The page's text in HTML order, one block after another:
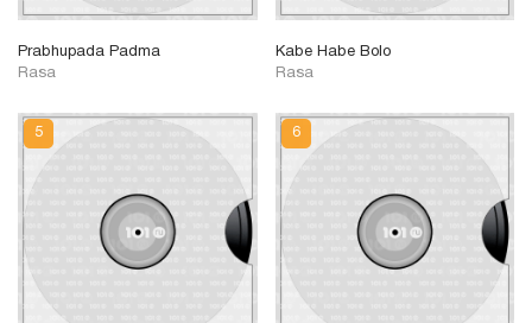
Prabhupada Padma
Rasa
Kabe Habe Bolo
Rasa